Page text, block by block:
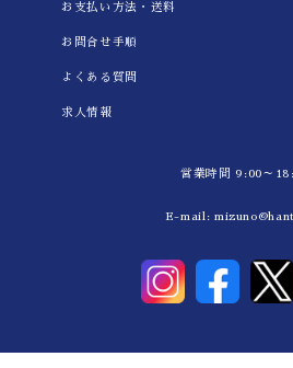
お支払い方法・送料
お問合せ手順
よくある質問
求人情報
営業時間 9:00～
E-mail: